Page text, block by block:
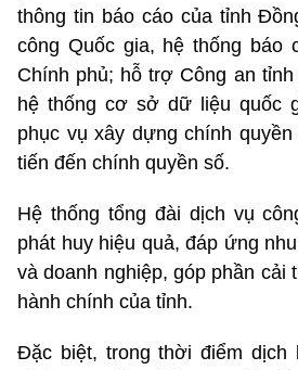
thông tin báo cáo của tỉnh
công Quốc gia, hệ thống báo
Chính phủ; hỗ trợ Công an
hệ thống cơ sở dữ liệu quốc
phục vụ xây dựng chính
tiến đến chính quyền số.
Hệ thống tổng đài dịch vụ
phát huy hiệu quả, đáp ứng
và doanh nghiệp, góp phần cải
hành chính của tỉnh.
Đặc biệt, trong thời điểm dịch